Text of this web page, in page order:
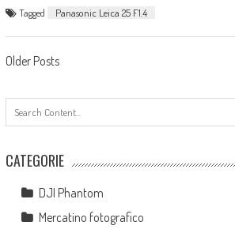
Tagged Panasonic Leica 25 F1.4
Posts navigation
Older Posts
CATEGORIE
DJI Phantom
Mercatino fotografico